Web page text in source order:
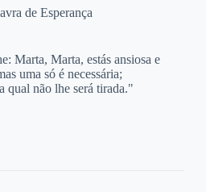
de Esperança
Marta, Marta, estás ansiosa e
uma só é necessária;
qual não lhe será tirada."